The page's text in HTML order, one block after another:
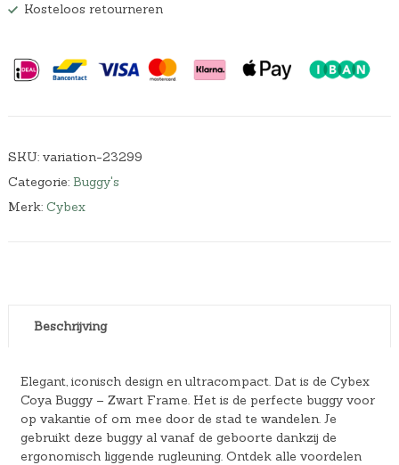
Kosteloos retourneren
SKU: variation-23299
Categorie: Buggy's
Merk: Cybex
Beschrijving
Elegant, iconisch design en ultracompact. Dat is de Cybex
Coya Buggy – Zwart Frame. Het is de perfecte buggy voor
op vakantie of om mee door de stad te wandelen. Je
gebruikt deze buggy al vanaf de geboorte dankzij de
ergonomisch liggende rugleuning. Ontdek alle voordelen